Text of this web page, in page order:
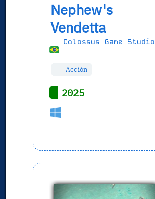
Nephew's
Vendetta
Colossus Game Studio
Acción
2025